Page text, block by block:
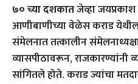
७० च्या दशकातजेव्हा
आणीबाणीच्या वेळेस कराड येथील
संमेलनात तत्कालीन
व्यासपीठावरून, राजकारण्यांनी
सांगितले होते. कराड ज्यांचा